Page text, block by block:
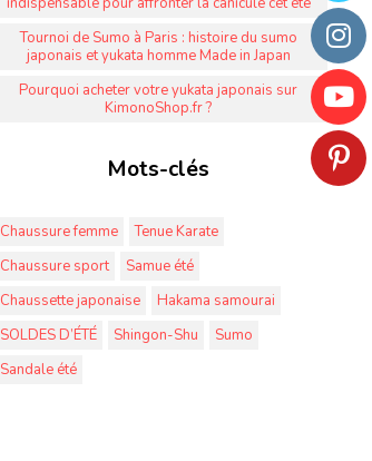
Tournoi de Sumo à Paris : histoire du sumo
japonais et yukata homme Made in Japan
Pourquoi acheter votre yukata japonais sur
KimonoShop.fr ?
Mots-clés
Chaussure femme
Tenue Karate
Chaussure sport
Samue été
Chaussette japonaise
Hakama samourai
SOLDES D’ÉTÉ
Shingon-Shu
Sumo
Sandale été